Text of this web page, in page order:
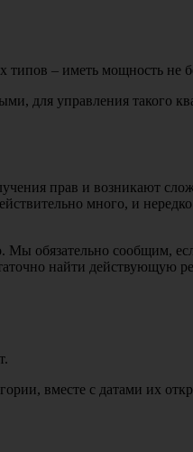
типов – иметь мощность не
для управления такого
прав и возникают
много, и
обязательно сообщим,
найти действующую
вместе с датами их